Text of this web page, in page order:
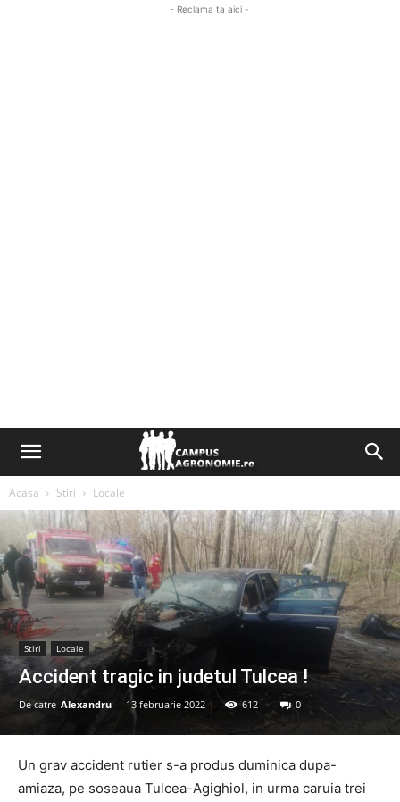
- Reclama ta aici -
Acasa Stiri Locale
Stiri Locale
Accident tragic in judetul Tulcea !
De catre Alexandru - 13 februarie 2022 612 0
Un grav accident rutier s-a produs duminica dupa-
amiaza, pe soseaua Tulcea-Agighiol, in urma caruia trei